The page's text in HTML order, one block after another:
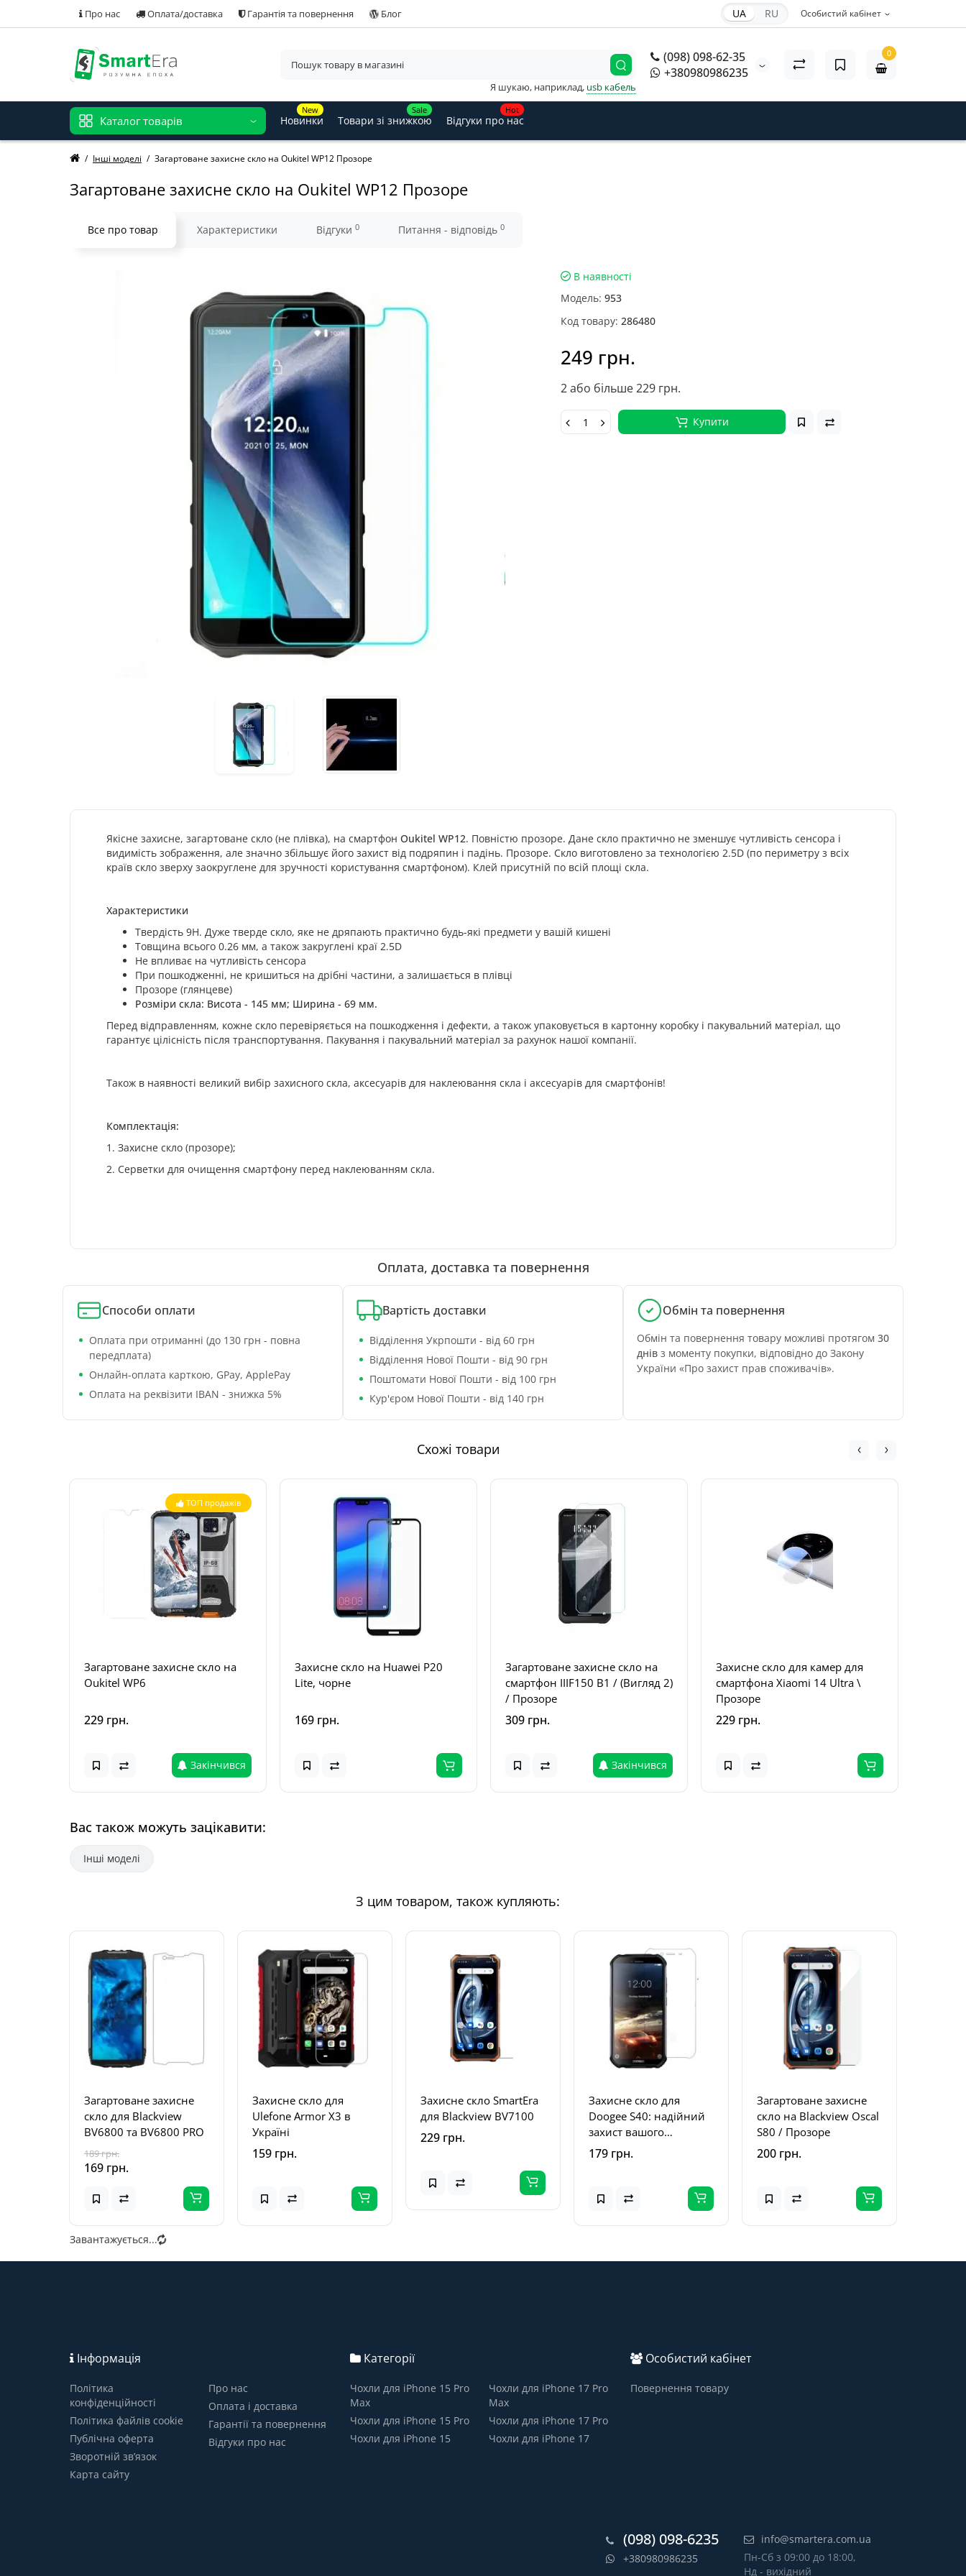
Про нас Оплата/доставка Гарантія та повернення Блог Особистий кабінет
UA RU
(098) 098-62-35
+380980986235
Я шукаю, наприклад, usb кабель
0
Каталог товарів
New
Новинки
Sale
Товари зі знижкою
Hot
Відгуки про нас
Інші моделі Загартоване захисне скло на Oukitel WP12 Прозоре
Загартоване захисне скло на Oukitel WP12 Прозоре
Все про товар Характеристики Відгуки 0 Питання - відповідь 0
В наявності
Модель: 953
Код товару: 286480
249 грн.
2 або більше 229 грн.
Купити
Якісне захисне, загартоване скло (не плівка), на смартфон Oukitel WP12. Повністю прозоре. Дане скло практично не зменшує чутливість сенсора і
видимість зображення, але значно збільшує його захист від подряпин і падінь. Прозоре. Скло виготовлено за технологією 2.5D (по периметру з всіх
країв скло зверху заокруглене для зручності користування смартфоном). Клей присутній по всій площі скла.
Характеристики
Твердість 9H. Дуже тверде скло, яке не дряпають практично будь-які предмети у вашій кишені
Товщина всього 0.26 мм, а також закруглені краї 2.5D
Не впливає на чутливість сенсора
При пошкодженні, не кришиться на дрібні частини, а залишається в плівці
Прозоре (глянцеве)
Розміри скла: Висота - 145 мм; Ширина - 69 мм.
Перед відправленням, кожне скло перевіряється на пошкодження і дефекти, а також упаковується в картонну коробку і пакувальний матеріал, що
гарантує цілісність після транспортування. Пакування і пакувальний матеріал за рахунок нашої компанії.
Також в наявності великий вибір захисного скла, аксесуарів для наклеювання скла і аксесуарів для смартфонів!
Комплектація:
1. Захисне скло (прозоре);
2. Серветки для очищення смартфону перед наклеюванням скла.
Оплата, доставка та повернення
Способи оплати
Оплата при отриманні (до 130 грн - повна
передплата)
Онлайн-оплата карткою, GPay, ApplePay
Оплата на реквізити IBAN - знижка 5%
Вартість доставки
Відділення Укрпошти - від 60 грн
Відділення Нової Пошти - від 90 грн
Поштомати Нової Пошти - від 100 грн
Кур'єром Нової Пошти - від 140 грн
Обмін та повернення
Обмін та повернення товару можливі протягом 30
днів з моменту покупки, відповідно до Закону
України «Про захист прав споживачів».
Схожі товари
ТОП продажів
Загартоване захисне скло на
Oukitel WP6
229 грн.
Закінчився
Захисне скло на Huawei P20
Lite, чорне
169 грн.
Загартоване захисне скло на
смартфон IIIF150 B1 / (Вигляд 2)
/ Прозоре
309 грн.
Закінчився
Захисне скло для камер для
смартфона Xiaomi 14 Ultra \
Прозоре
229 грн.
Вас також можуть зацікавити:
Інші моделі
З цим товаром, також купляють:
Загартоване захисне
скло для Blackview
BV6800 та BV6800 PRO
189 грн.
169 грн.
Захисне скло для
Ulefone Armor X3 в
Україні
159 грн.
Захисне скло SmartEra
для Blackview BV7100
229 грн.
Захисне скло для
Doogee S40: надійний
захист вашого
смартфона
179 грн.
Загартоване захисне
скло на Blackview Oscal
S80 / Прозоре
200 грн.
Завантажується...
Інформація
Політика
конфіденційності
Політика файлів cookie
Публічна оферта
Зворотній зв’язок
Карта сайту
Про нас
Оплата і доставка
Гарантії та повернення
Відгуки про нас
Категорії
Чохли для iPhone 15 Pro
Max
Чохли для iPhone 15 Pro
Чохли для iPhone 15
Чохли для iPhone 17 Pro
Max
Чохли для iPhone 17 Pro
Чохли для iPhone 17
Особистий кабінет
Повернення товару
(098) 098-6235
+380980986235
info@smartera.com.ua
Пн-Сб з 09:00 до 18:00,
Нд - вихідний